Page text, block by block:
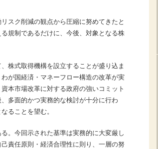
スク削減の観点から圧縮に努めてきたと
規制であるだけに、今後、対象となる株
株式取得機構を設立することが盛り込ま
が国経済・マネーフロー構造の改革が実
本市場改革に対する政府の強いコミット
多面的かつ実務的な検討が十分に行わ
ることを望む。
。今回示された基準は実務的に大変厳し
責任原則・経済合理性に則り、一層の努